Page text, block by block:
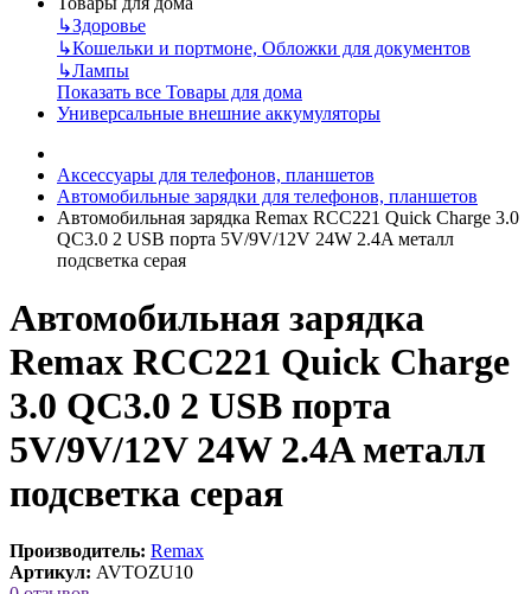
↳Здоровье
↳Кошельки и портмоне, Обложки для документов
↳Лампы
Показать все Товары для дома
Универсальные внешние аккумуляторы
Аксессуары для телефонов, планшетов
Автомобильные зарядки для телефонов, планшетов
Автомобильная зарядка Remax RCC221 Quick Charge 3.0
QC3.0 2 USB порта 5V/9V/12V 24W 2.4A металл
подсветка серая
Автомобильная зарядка
Remax RCC221 Quick Charge
3.0 QC3.0 2 USB порта
5V/9V/12V 24W 2.4A металл
подсветка серая
Производитель: Remax
Артикул: AVTOZU10